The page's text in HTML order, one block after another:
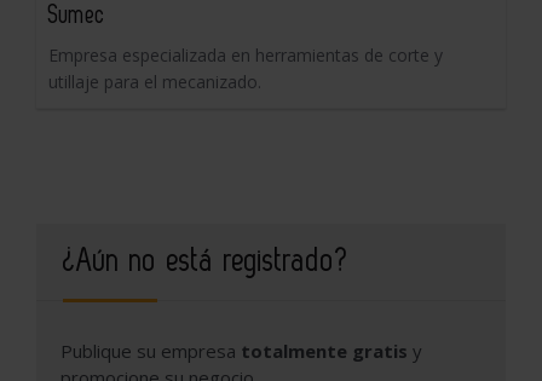
Sumec
Empresa especializada en herramientas de corte y
utillaje para el mecanizado.
¿Aún no está registrado?
Publique su empresa totalmente gratis y